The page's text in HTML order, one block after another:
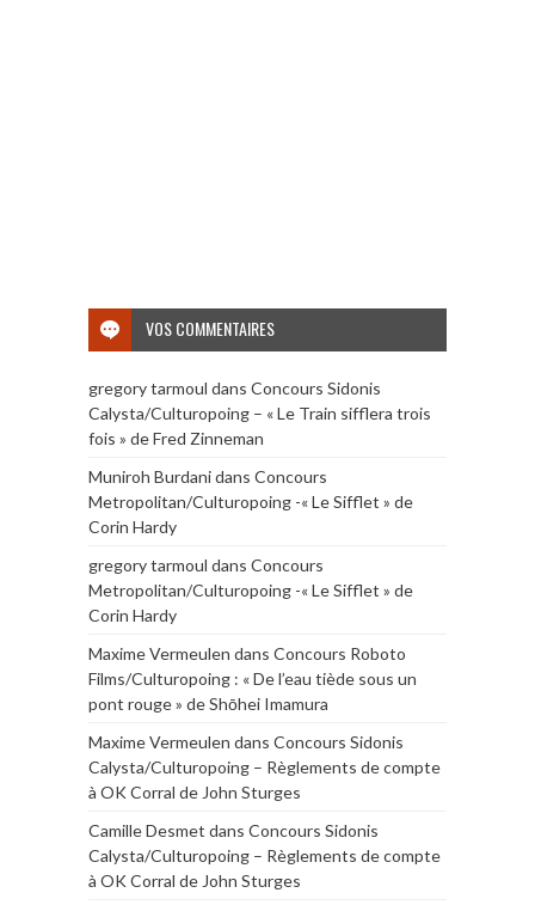
VOS COMMENTAIRES
gregory tarmoul dans Concours Sidonis
Calysta/Culturopoing – « Le Train sifflera trois
fois » de Fred Zinneman
Muniroh Burdanidans Concours
Metropolitan/Culturopoing -« Le Sifflet » de
Corin Hardy
gregory tarmoul dans Concours
Metropolitan/Culturopoing -« Le Sifflet » de
Corin Hardy
Maxime Vermeulen dans Concours Roboto
Films/Culturopoing : « De l’eau tiède sous un
pont rouge » de Shōhei Imamura
Maxime Vermeulen dans Concours Sidonis
Calysta/Culturopoing – Règlements de compte
à OK Corral de John Sturges
Camille Desmet dans Concours Sidonis
Calysta/Culturopoing – Règlements de compte
à OK Corral de John Sturges